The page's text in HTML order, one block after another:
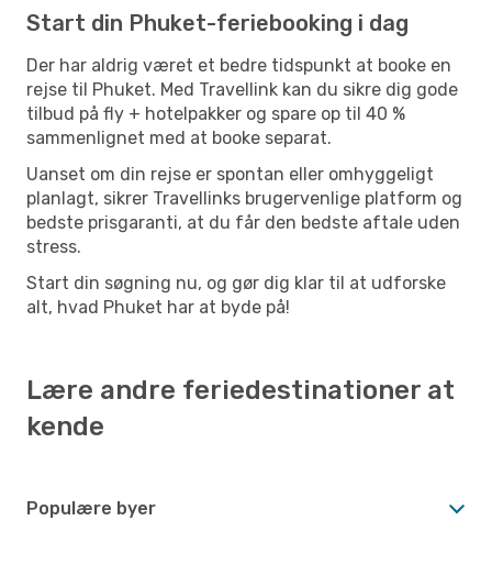
Start din Phuket-feriebooking i dag
Der har aldrig været et bedre tidspunkt at booke en
rejse til Phuket. Med Travellink kan du sikre dig gode
tilbud på fly + hotelpakker og spare op til 40 %
sammenlignet med at booke separat.
Uanset om din rejse er spontan eller omhyggeligt
planlagt, sikrer Travellinks brugervenlige platform og
bedste prisgaranti, at du får den bedste aftale uden
stress.
Start din søgning nu, og gør dig klar til at udforske
alt, hvad Phuket har at byde på!
Lære andre feriedestinationer at
kende
Populære byer